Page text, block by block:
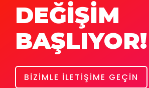
DEĞİŞİM
BAŞLIYOR!
BİZİMLE İLETİŞİME GEÇİN